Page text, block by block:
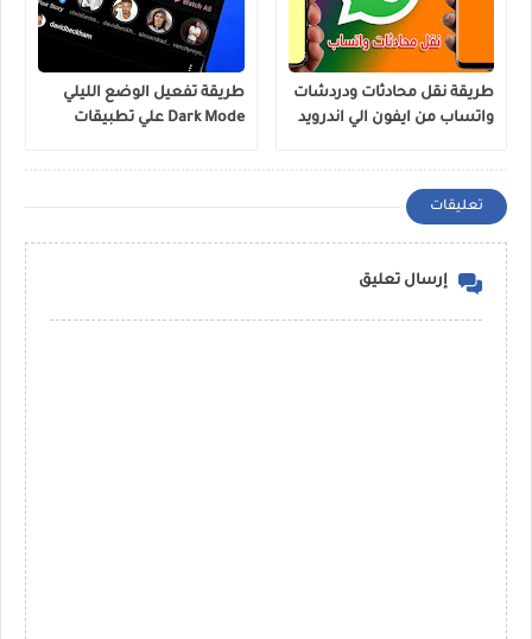
طريقة نقل محادثات ودردشات
واتساب من ايفون الي اندرويد
طريقة تفعيل الوضع الليلي
Dark Mode علي تطبيقات
تعليقات
إرسال تعليق